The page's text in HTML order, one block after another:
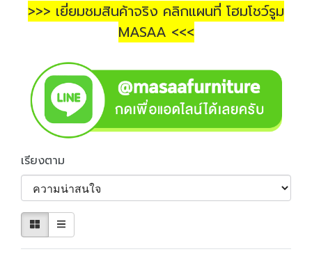
>>> เยี่ยมชมสินค้าจริง คลิกแผนที่ โฮมโชว์รูม
MASAA <<<
เรียงตาม